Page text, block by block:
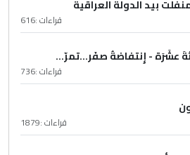
بيد الدولة العراقية
قراءات :616
عشَرَة - إِنتفاضةُ صفَر…تمرّ...
قراءات :736
قراءات :1879